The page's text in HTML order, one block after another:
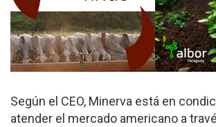
Según el CEO, Minerva está en
atender el mercado americano a